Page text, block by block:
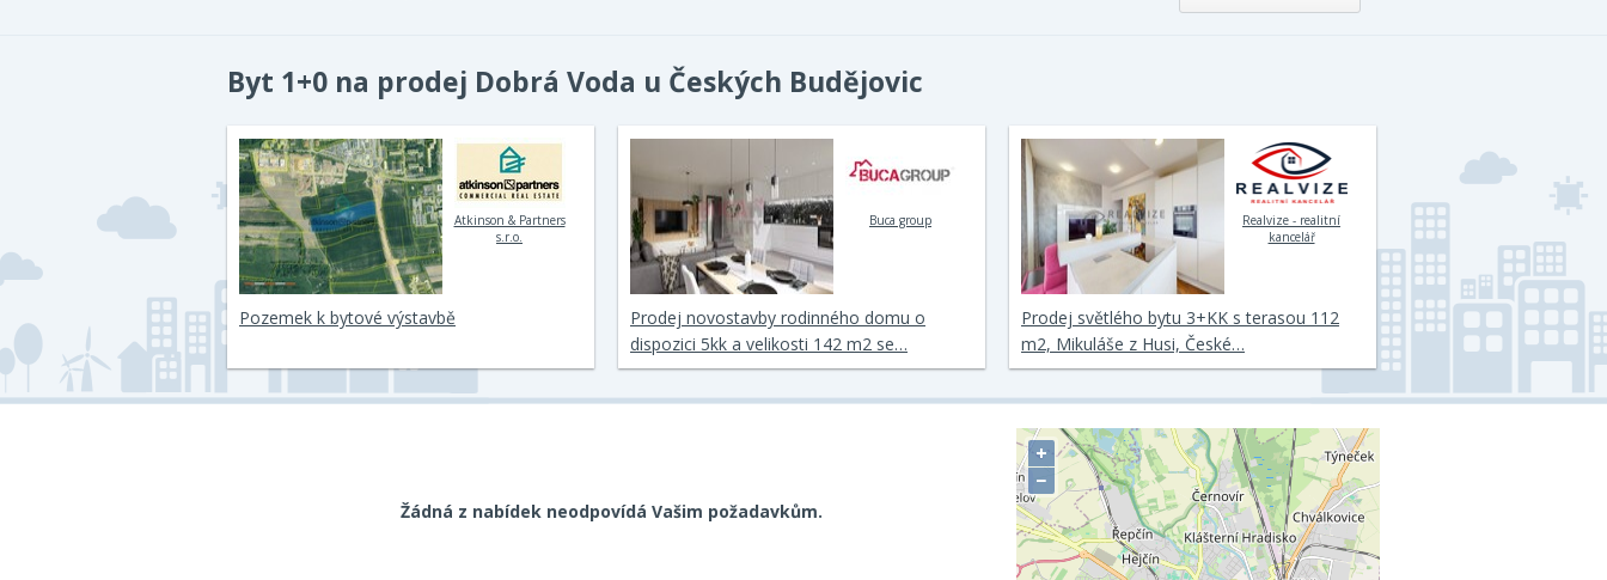
Byt 1+0 na prodej Dobrá Voda u Českých Budějovic
Atkinson & Partners
s.r.o.
Pozemek k bytové výstavbě
Buca group
Prodej novostavby rodinného domu o
dispozici 5kk a velikosti 142 m2 se…
Realvize - realitní
kancelář
Prodej světlého bytu 3+KK s terasou 112
m2, Mikuláše z Husi, České…
Žádná z nabídek neodpovídá Vašim požadavkům.
+
−